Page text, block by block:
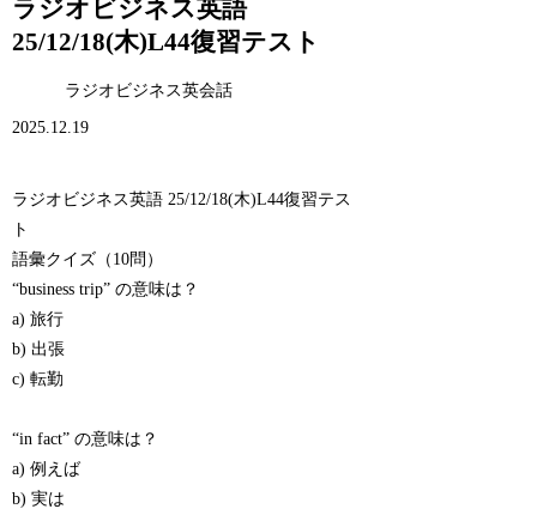
ラジオビジネス英語
25/12/18(木)L44復習テスト
ラジオビジネス英会話
2025.12.19
ラジオビジネス英語 25/12/18(木)L44復習テス
ト
語彙クイズ（10問）
“business trip” の意味は？
a) 旅行
b) 出張
c) 転勤
“in fact” の意味は？
a) 例えば
b) 実は